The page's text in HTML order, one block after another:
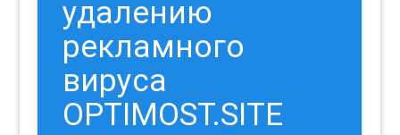
удалению
рекламного
вируса
OPTIMOST.SITE